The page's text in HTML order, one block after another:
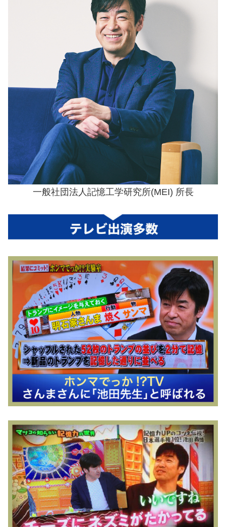
一般社団法人記憶工学研究所(MEI) 所長